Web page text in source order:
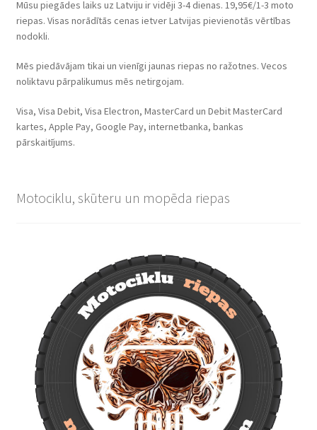
Mūsu piegādes laiks uz Latviju ir vidēji 3-4 dienas. 19,95€/1-3 moto
riepas. Visas norādītās cenas ietver Latvijas pievienotās vērtības
nodokli.
Mēs piedāvājam tikai un vienīgi jaunas riepas no ražotnes. Vecos
noliktavu pārpalikumus mēs netirgojam.
Visa, Visa Debit, Visa Electron, MasterCard un Debit MasterCard
kartes, Apple Pay, Google Pay, internetbanka, bankas
pārskaitījums.
Motociklu, skūteru un mopēda riepas